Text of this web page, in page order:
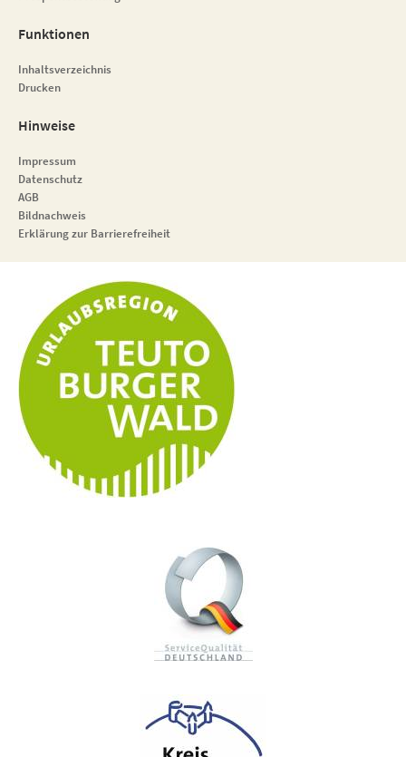
Funktionen
Inhaltsverzeichnis
Drucken
Hinweise
Impressum
Datenschutz
AGB
Bildnachweis
Erklärung zur Barrierefreiheit